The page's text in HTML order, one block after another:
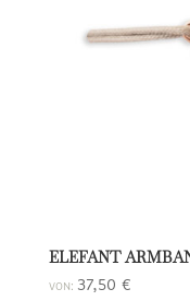
ELEFANT
VON: 37,50 €